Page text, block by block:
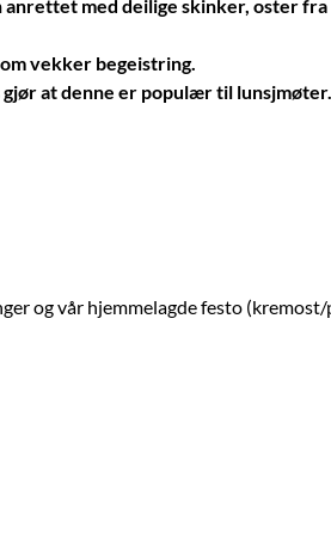
med deilige skinker, oster
vekker begeistring.
at denne er populær til lunsjmøter.
og vår hjemmelagde festo